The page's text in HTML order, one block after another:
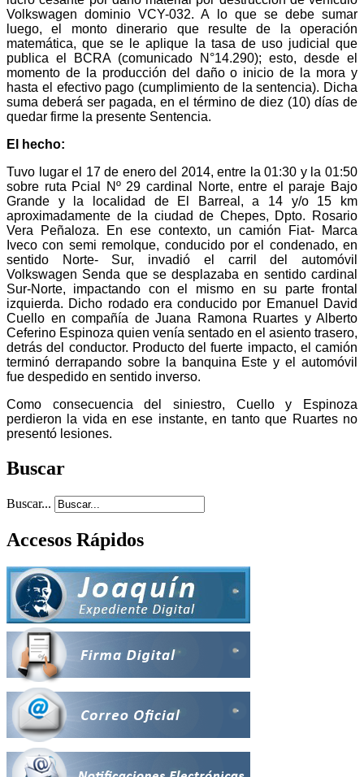
Volkswagen dominio VCY-032. A lo que se debe sumar
luego, el monto dinerario que resulte de la operación
matemática, que se le aplique la tasa de uso judicial que
publica el BCRA (comunicado N°14.290); esto, desde el
momento de la producción del daño o inicio de la mora y
hasta el efectivo pago (cumplimiento de la sentencia). Dicha
suma deberá ser pagada, en el término de diez (10) días de
quedar firme la presente Sentencia.
El hecho:
Tuvo lugar el 17 de enero del 2014, entre la 01:30 y la 01:50
sobre ruta Pcial Nº 29 cardinal Norte, entre el paraje Bajo
Grande y la localidad de El Barreal, a 14 y/o 15 km
aproximadamente de la ciudad de Chepes, Dpto. Rosario
Vera Peñaloza. En ese contexto, un camión Fiat- Marca
Iveco con semi remolque, conducido por el condenado, en
sentido Norte- Sur, invadió el carril del automóvil
Volkswagen Senda que se desplazaba en sentido cardinal
Sur-Norte, impactando con el mismo en su parte frontal
izquierda. Dicho rodado era conducido por Emanuel David
Cuello en compañía de Juana Ramona Ruartes y Alberto
Ceferino Espinoza quien venía sentado en el asiento trasero,
detrás del conductor. Producto del fuerte impacto, el camión
terminó derrapando sobre la banquina Este y el automóvil
fue despedido en sentido inverso.
Como consecuencia del siniestro, Cuello y Espinoza
perdieron la vida en ese instante, en tanto que Ruartes no
presentó lesiones.
Buscar
Buscar...
Accesos Rápidos